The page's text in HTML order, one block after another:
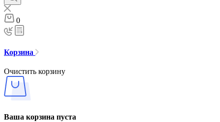
0
Корзина
Очистить корзину
Ваша корзина пуста